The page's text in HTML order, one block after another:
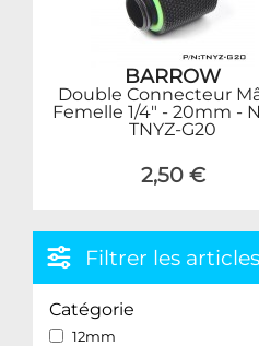
BARROW
Double Connecteur
Femelle 1/4" - 20mm -
TNYZ-G20
2,50 €
Filtrer les articles
Catégorie
12mm